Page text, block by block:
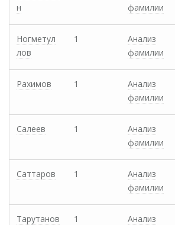
н
фамилии
Ногметул
лов
1
Анализ
фамилии
Рахимов 1
Анализ
фамилии
Салеев 1
Анализ
фамилии
Саттаров 1
Анализ
фамилии
Тарутанов 1
Анализ